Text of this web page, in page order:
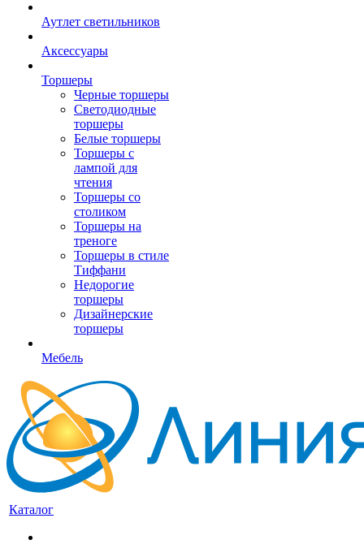
Аутлет светильников
Аксессуары
Торшеры
Черные торшеры
Светодиодные
торшеры
Белые торшеры
Торшеры с
лампой для
чтения
Торшеры со
столиком
Торшеры на
треноге
Торшеры в стиле
Тиффани
Недорогие
торшеры
Дизайнерские
торшеры
Мебель
Каталог